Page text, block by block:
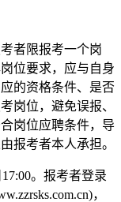
者限报考一个岗
位要求，应与自身
的资格条件、是否
岗位，避免误报、
岗位应聘条件，导
报考者本人承担。
。报考者登录
，